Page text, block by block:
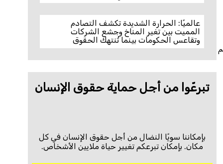
عالميًا: الحرارة الشديدة تكشف التصادم
المميت بين تغير المناخ وجشع الشركات
وتقاعس الحكومات بينما تُنتهك الحقوق
تبرعّوا من أجل حماية حقوق الإنسان
بإمكاننا سويًا النضال من أجل حقوق الإنسان في كل
مكان. بإمكان تبرعكم تغيير حياة ملايين الأشخاص.